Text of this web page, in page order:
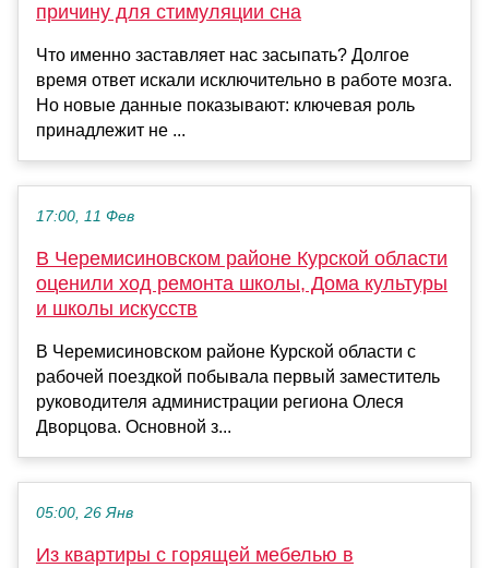
причину для стимуляции сна
Что именно заставляет нас засыпать? Долгое
время ответ искали исключительно в работе мозга.
Но новые данные показывают: ключевая роль
принадлежит не ...
17:00, 11 Фев
В Черемисиновском районе Курской области
оценили ход ремонта школы, Дома культуры
и школы искусств
В Черемисиновском районе Курской области с
рабочей поездкой побывала первый заместитель
руководителя администрации региона Олеся
Дворцова. Основной з...
05:00, 26 Янв
Из квартиры с горящей мебелью в